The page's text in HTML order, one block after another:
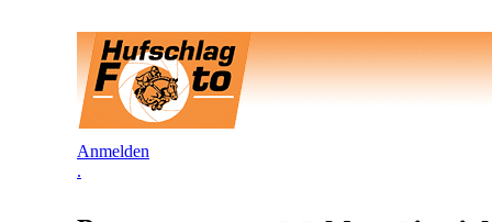
Anmelden
.